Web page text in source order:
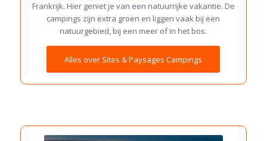
Frankrijk. Hier geniet je van een natuurrijke vakantie. De
campings zijn extra groen en liggen vaak bij een
natuurgebied, bij een meer of in het bos.
Alles over Sites & Paysages Campings